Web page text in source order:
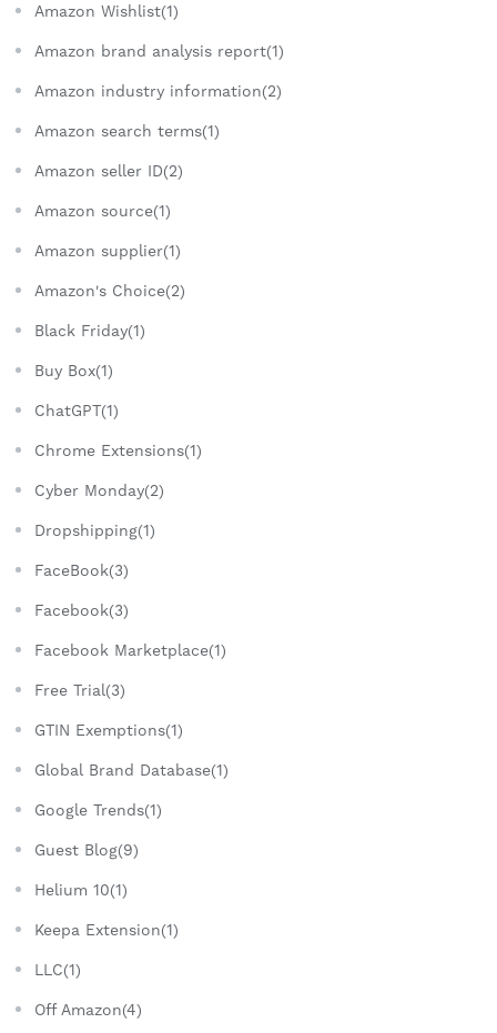
Amazon Wishlist(1)
Amazon brand analysis report(1)
Amazon industry information(2)
Amazon search terms(1)
Amazon seller ID(2)
Amazon source(1)
Amazon supplier(1)
Amazon's Choice(2)
Black Friday(1)
Buy Box(1)
ChatGPT(1)
Chrome Extensions(1)
Cyber Monday(2)
Dropshipping(1)
FaceBook(3)
Facebook(3)
Facebook Marketplace(1)
Free Trial(3)
GTIN Exemptions(1)
Global Brand Database(1)
Google Trends(1)
Guest Blog(9)
Helium 10(1)
Keepa Extension(1)
LLC(1)
Off Amazon(4)